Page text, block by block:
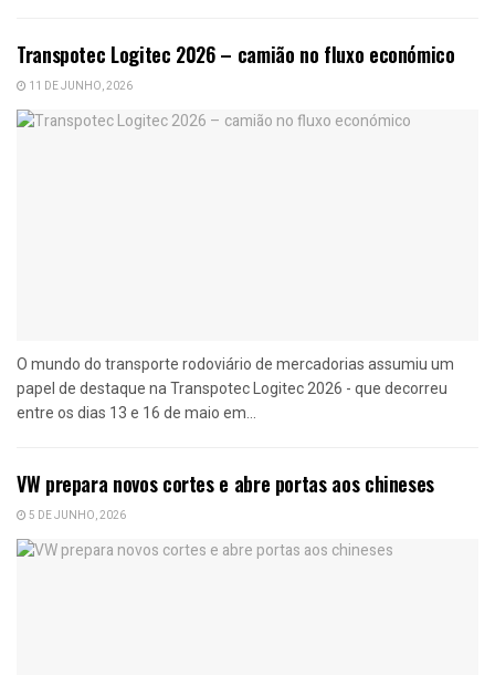
Transpotec Logitec 2026 – camião no fluxo económico
11 DE JUNHO, 2026
O mundo do transporte rodoviário de mercadorias assumiu um
papel de destaque na Transpotec Logitec 2026 - que decorreu
entre os dias 13 e 16 de maio em...
VW prepara novos cortes e abre portas aos chineses
5 DE JUNHO, 2026